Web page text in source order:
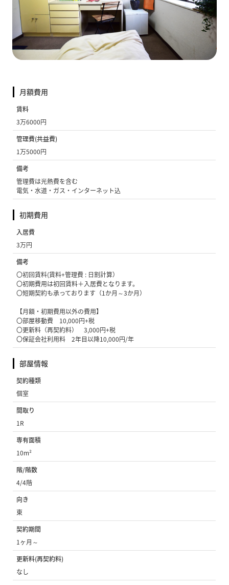
月額費用
賃料
3万6000円
管理費(共益費)
1万5000円
備考
管理費は光熱費を含む
電気・水道・ガス・インターネット込
初期費用
入居費
3万円
備考
〇初回賃料(賃料+管理費 : 日割計算）
〇初期費用は初回賃料＋入居費となります。
〇短期契約も承っております（1か月～3か月）
【月額・初期費用以外の費用】
〇部屋移動費 10,000円+税
〇更新料（再契約料） 3,000円+税
〇保証会社利用料 2年目以降10,000円/年
部屋情報
契約種類
個室
間取り
1R
専有面積
10m²
階/階数
4/4階
向き
東
契約期間
1ヶ月～
更新料(再契約料)
なし